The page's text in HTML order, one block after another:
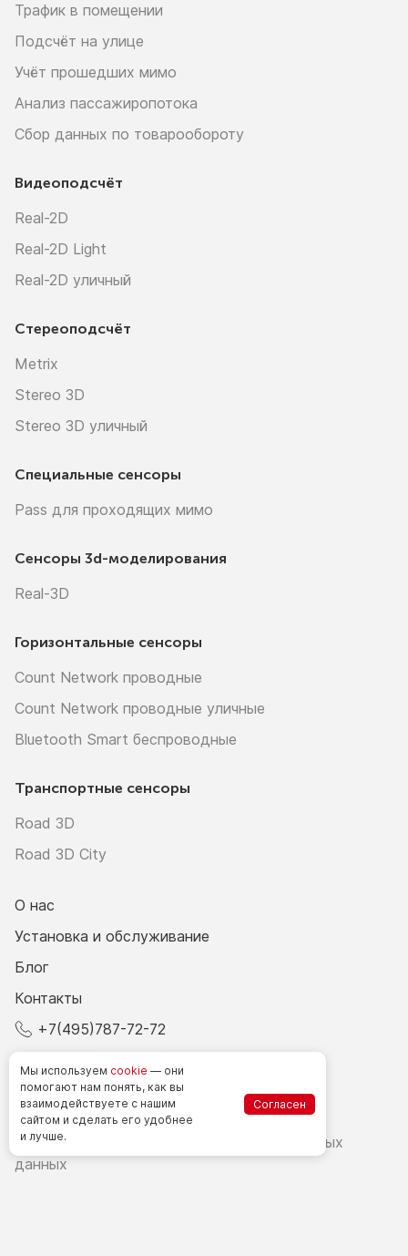
Трафик в помещении
Подсчёт на улице
Учёт прошедших мимо
Анализ пассажиропотока
Сбор данных по товарообороту
Видеоподсчёт
Real-2D
Real-2D Light
Real-2D уличный
Стереоподсчёт
Metrix
Stereo 3D
Stereo 3D уличный
Специальные сенсоры
Pass для проходящих мимо
Сенсоры 3d-моделирования
Real-3D
Горизонтальные сенсоры
Count Network проводные
Count Network проводные уличные
Bluetooth Smart беспроводные
Транспортные сенсоры
Road 3D
Road 3D City
О нас
Установка и обслуживание
Блог
Контакты
+7(495)787-72-72
Счетчики посетителей в РФ
Политика в области обработки персональных
данных
Мы используем cookie — они
помогают нам понять, как вы
взаимодействуете с нашим
сайтом и сделать его удобнее
и лучше.
Согласен